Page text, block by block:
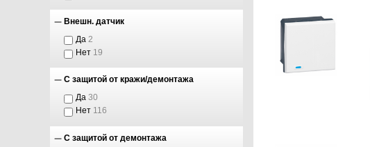
Внешн. датчик
Да 2
Нет 19
С защитой от кражи/демонтажа
Да 30
Нет 116
С защитой от демонтажа